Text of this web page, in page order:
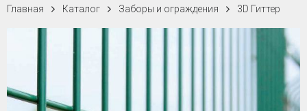
Главная Каталог Заборы и ограждения 3D Гиттер